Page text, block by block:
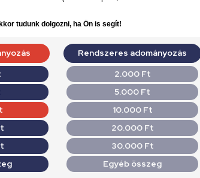
tudunk dolgozni, ha Ön is segít!